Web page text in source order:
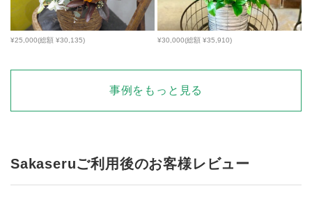
¥25,000(総額 ¥30,135) ¥30,000(総額 ¥35,910)
事例をもっと見る
Sakaseruご利用後のお客様レビュー